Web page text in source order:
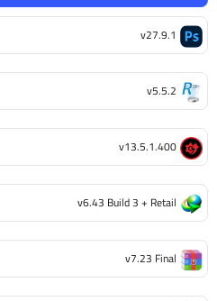
v27.9.1
v5.5.2
v13.5.1.400
v6.43 Build 3 + Retail
v7.23 Final